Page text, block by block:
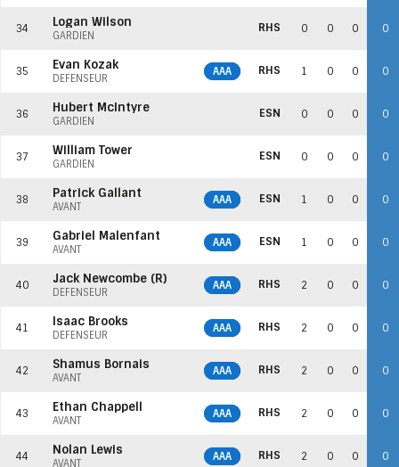
34 Logan Wilson
GARDIEN
RHS 0 0 0 0
35 Evan Kozak
DÉFENSEUR
AAA RHS 1 0 0 0
36 Hubert McIntyre
GARDIEN
ESN 0 0 0 0
37 William Tower
GARDIEN
ESN 0 0 0 0
38 Patrick Gallant
AVANT
AAA ESN 1 0 0 0
39 Gabriel Malenfant
AVANT
AAA ESN 1 0 0 0
40 Jack Newcombe (R)
DÉFENSEUR
AAA RHS 2 0 0 0
41 Isaac Brooks
DÉFENSEUR
AAA RHS 2 0 0 0
42 Shamus Bornais
AVANT
AAA RHS 2 0 0 0
43 Ethan Chappell
AVANT
AAA RHS 2 0 0 0
44 Nolan Lewis
AVANT
AAA RHS 2 0 0 0